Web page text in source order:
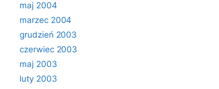
maj 2004
marzec 2004
grudzień 2003
czerwiec 2003
maj 2003
luty 2003